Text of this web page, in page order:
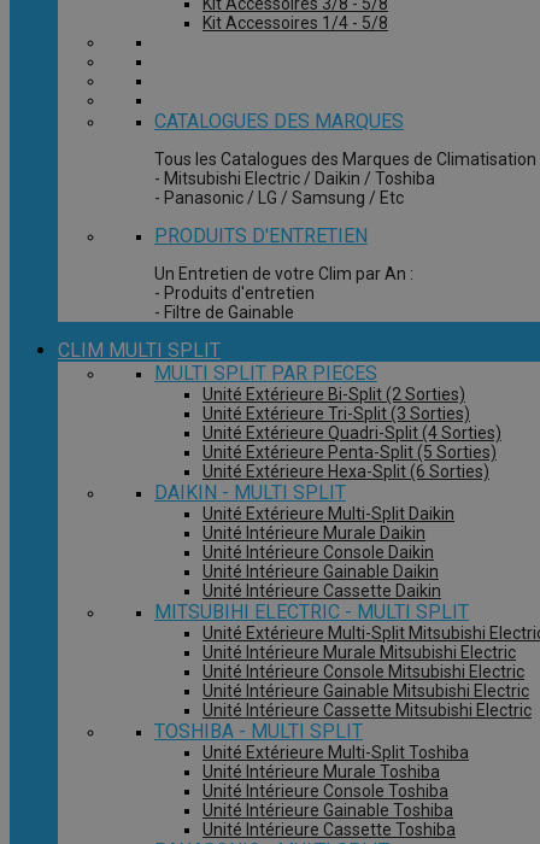
Kit Accessoires 1/4 - 5/8
CATALOGUES DES MARQUES
Tous les Catalogues des Marques de Climatisation
- Mitsubishi Electric / Daikin / Toshiba
- Panasonic / LG / Samsung / Etc
PRODUITS D'ENTRETIEN
Un Entretien de votre Clim par An :
- Produits d'entretien
- Filtre de Gainable
CLIM MULTI SPLIT
MULTI SPLIT PAR PIECES
Unité Extérieure Bi-Split (2 Sorties)
Unité Extérieure Tri-Split (3 Sorties)
Unité Extérieure Quadri-Split (4 Sorties)
Unité Extérieure Penta-Split (5 Sorties)
Unité Extérieure Hexa-Split (6 Sorties)
DAIKIN - MULTI SPLIT
Unité Extérieure Multi-Split Daikin
Unité Intérieure Murale Daikin
Unité Intérieure Console Daikin
Unité Intérieure Gainable Daikin
Unité Intérieure Cassette Daikin
MITSUBIHI ELECTRIC - MULTI SPLIT
Unité Extérieure Multi-Split Mitsubishi
Unité Intérieure Murale Mitsubishi Electric
Unité Intérieure Console Mitsubishi Electric
Unité Intérieure Gainable Mitsubishi Electric
Unité Intérieure Cassette Mitsubishi Electric
TOSHIBA - MULTI SPLIT
Unité Extérieure Multi-Split Toshiba
Unité Intérieure Murale Toshiba
Unité Intérieure Console Toshiba
Unité Intérieure Gainable Toshiba
Unité Intérieure Cassette Toshiba